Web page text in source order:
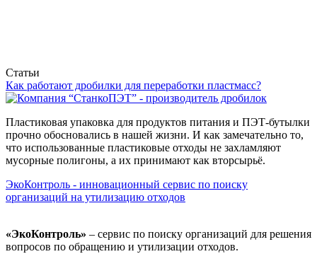
Статьи
Как работают дробилки для переработки пластмасс?
Пластиковая упаковка для продуктов питания и ПЭТ-бутылки
прочно обосновались в нашей жизни. И как замечательно то,
что использованные пластиковые отходы не захламляют
мусорные полигоны, а их принимают как вторсырьё.
ЭкоКонтроль - инновационный сервис по поиску
организаций на утилизацию отходов
«ЭкоКонтроль» – сервис по поиску организаций для решения
вопросов по обращению и утилизации отходов.